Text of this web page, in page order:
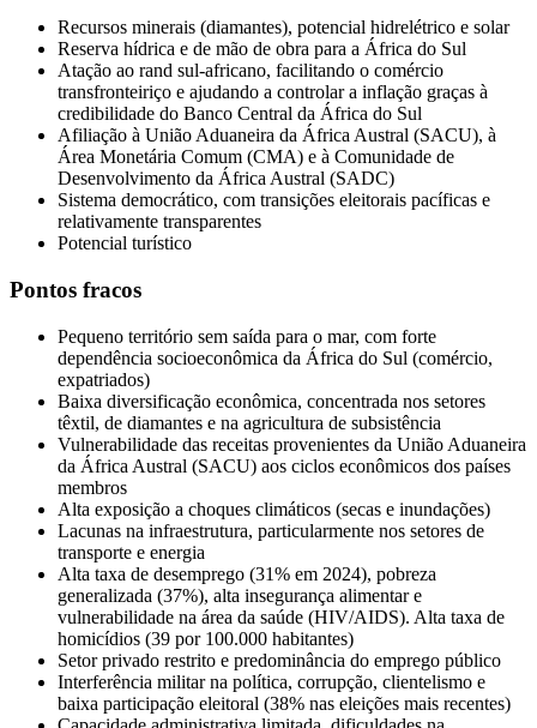
Recursos minerais (diamantes), potencial hidrelétrico e solar
Reserva hídrica e de mão de obra para a África do Sul
Atação ao rand sul-africano, facilitando o comércio
transfronteiriço e ajudando a controlar a inflação graças à
credibilidade do Banco Central da África do Sul
Afiliação à União Aduaneira da África Austral (SACU), à
Área Monetária Comum (CMA) e à Comunidade de
Desenvolvimento da África Austral (SADC)
Sistema democrático, com transições eleitorais pacíficas e
relativamente transparentes
Potencial turístico
Pontos fracos
Pequeno território sem saída para o mar, com forte
dependência socioeconômica da África do Sul (comércio,
expatriados)
Baixa diversificação econômica, concentrada nos setores
têxtil, de diamantes e na agricultura de subsistência
Vulnerabilidade das receitas provenientes da União Aduaneira
da África Austral (SACU) aos ciclos econômicos dos países
membros
Alta exposição a choques climáticos (secas e inundações)
Lacunas na infraestrutura, particularmente nos setores de
transporte e energia
Alta taxa de desemprego (31% em 2024), pobreza
generalizada (37%), alta insegurança alimentar e
vulnerabilidade na área da saúde (HIV/AIDS). Alta taxa de
homicídios (39 por 100.000 habitantes)
Setor privado restrito e predominância do emprego público
Interferência militar na política, corrupção, clientelismo e
baixa participação eleitoral (38% nas eleições mais recentes)